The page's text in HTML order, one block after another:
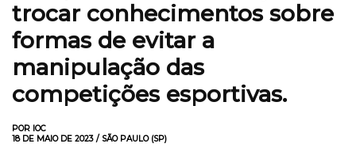
trocar conhecimentos sobre
formas de evitar a
manipulação das
competições esportivas.
POR IOC
18 DE MAIO DE 2023 / SÃO PAULO (SP)